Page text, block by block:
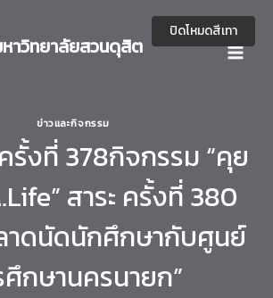
าวิทยาลัยสวนดุสิต
ข่าวและกิจกรรม
รั้งที่ 378กิจกรรม “คุย
สาระ ครั้งที่ 380
าดนัดนักศึกษากับศูนย์
ศึกษานครนายก”
ปิดโหมดสีเทา